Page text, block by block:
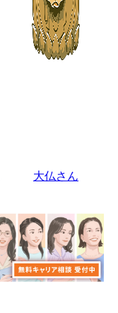
大仏さん